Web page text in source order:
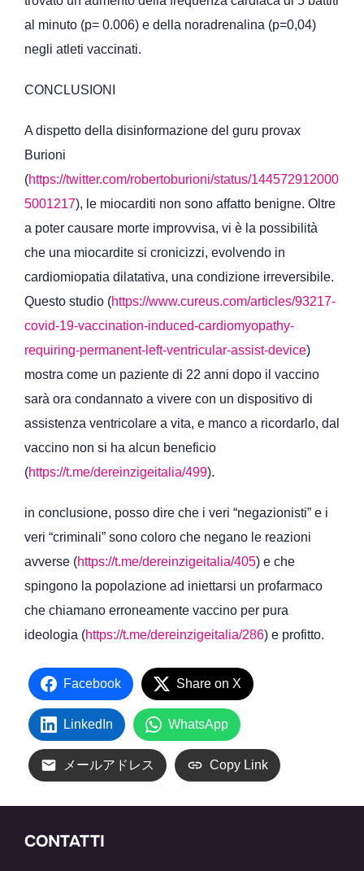
al minuto (p= 0.006) e della noradrenalina (p=0,04)
negli atleti vaccinati.
CONCLUSIONI
A dispetto della disinformazione del guru provax
Burioni
(https://twitter.com/robertoburioni/status/144572912000
5001217), le miocarditi non sono affatto benigne. Oltre
a poter causare morte improvvisa, vi è la possibilità
che una miocardite si cronicizzi, evolvendo in
cardiomiopatia dilatativa, una condizione irreversibile.
Questo studio (https://www.cureus.com/articles/93217-
covid-19-vaccination-induced-cardiomyopathy-
requiring-permanent-left-ventricular-assist-device)
mostra come un paziente di 22 anni dopo il vaccino
sarà ora condannato a vivere con un dispositivo di
assistenza ventricolare a vita, e manco a ricordarlo, dal
vaccino non si ha alcun beneficio
(https://t.me/dereinzigeitalia/499).
in conclusione, posso dire che i veri “negazionisti” e i
veri “criminali” sono coloro che negano le reazioni
avverse (https://t.me/dereinzigeitalia/405) e che
spingono la popolazione ad iniettarsi un profarmaco
che chiamano erroneamente vaccino per pura
ideologia (https://t.me/dereinzigeitalia/286) e profitto.
Facebook Share on X
LinkedIn WhatsApp
メールアドレス Copy Link
CONTATTI